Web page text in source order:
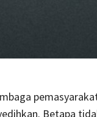
Betapa